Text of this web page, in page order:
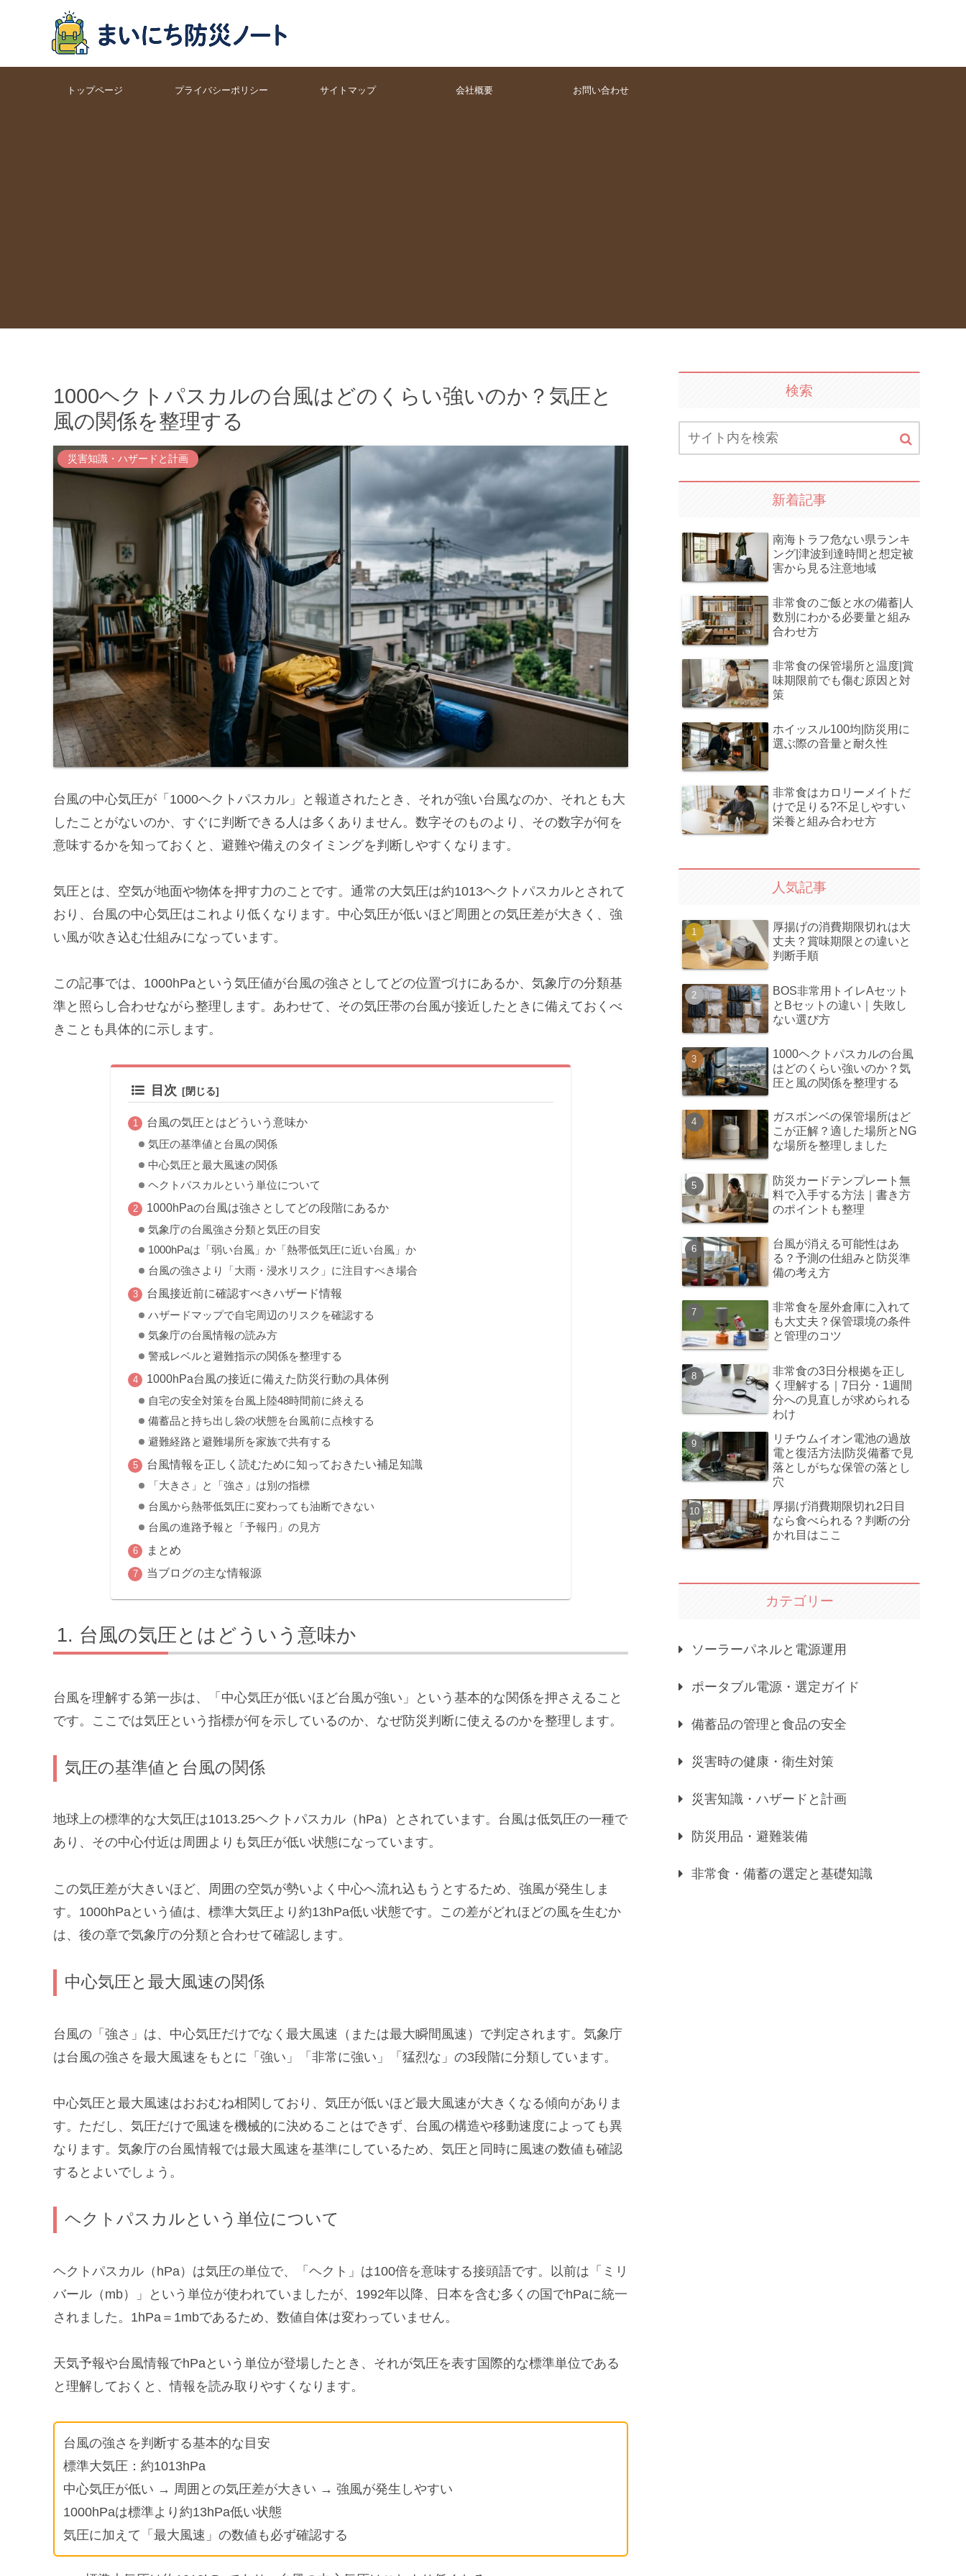
トップページ プライバシーポリシー サイトマップ 会社概要 お問い合わせ
1000ヘクトパスカルの台風はどのくらい強いのか？気圧と
風の関係を整理する
災害知識・ハザードと計画
台風の中心気圧が「1000ヘクトパスカル」と報道されたとき、それが強い台風なのか、それとも大
したことがないのか、すぐに判断できる人は多くありません。数字そのものより、その数字が何を
意味するかを知っておくと、避難や備えのタイミングを判断しやすくなります。
気圧とは、空気が地面や物体を押す力のことです。通常の大気圧は約1013ヘクトパスカルとされて
おり、台風の中心気圧はこれより低くなります。中心気圧が低いほど周囲との気圧差が大きく、強
い風が吹き込む仕組みになっています。
この記事では、1000hPaという気圧値が台風の強さとしてどの位置づけにあるか、気象庁の分類基
準と照らし合わせながら整理します。あわせて、その気圧帯の台風が接近したときに備えておくべ
きことも具体的に示します。
目次
台風の気圧とはどういう意味か
気圧の基準値と台風の関係
中心気圧と最大風速の関係
ヘクトパスカルという単位について
1000hPaの台風は強さとしてどの段階にあるか
気象庁の台風強さ分類と気圧の目安
1000hPaは「弱い台風」か「熱帯低気圧に近い台風」か
台風の強さより「大雨・浸水リスク」に注目すべき場合
台風接近前に確認すべきハザード情報
ハザードマップで自宅周辺のリスクを確認する
気象庁の台風情報の読み方
警戒レベルと避難指示の関係を整理する
1000hPa台風の接近に備えた防災行動の具体例
自宅の安全対策を台風上陸48時間前に終える
備蓄品と持ち出し袋の状態を台風前に点検する
避難経路と避難場所を家族で共有する
台風情報を正しく読むために知っておきたい補足知識
「大きさ」と「強さ」は別の指標
台風から熱帯低気圧に変わっても油断できない
台風の進路予報と「予報円」の見方
まとめ
当ブログの主な情報源
台風の気圧とはどういう意味か
台風を理解する第一歩は、「中心気圧が低いほど台風が強い」という基本的な関係を押さえること
です。ここでは気圧という指標が何を示しているのか、なぜ防災判断に使えるのかを整理します。
気圧の基準値と台風の関係
地球上の標準的な大気圧は1013.25ヘクトパスカル（hPa）とされています。台風は低気圧の一種で
あり、その中心付近は周囲よりも気圧が低い状態になっています。
この気圧差が大きいほど、周囲の空気が勢いよく中心へ流れ込もうとするため、強風が発生しま
す。1000hPaという値は、標準大気圧より約13hPa低い状態です。この差がどれほどの風を生むか
は、後の章で気象庁の分類と合わせて確認します。
中心気圧と最大風速の関係
台風の「強さ」は、中心気圧だけでなく最大風速（または最大瞬間風速）で判定されます。気象庁
は台風の強さを最大風速をもとに「強い」「非常に強い」「猛烈な」の3段階に分類しています。
中心気圧と最大風速はおおむね相関しており、気圧が低いほど最大風速が大きくなる傾向がありま
す。ただし、気圧だけで風速を機械的に決めることはできず、台風の構造や移動速度によっても異
なります。気象庁の台風情報では最大風速を基準にしているため、気圧と同時に風速の数値も確認
するとよいでしょう。
ヘクトパスカルという単位について
ヘクトパスカル（hPa）は気圧の単位で、「ヘクト」は100倍を意味する接頭語です。以前は「ミリ
バール（mb）」という単位が使われていましたが、1992年以降、日本を含む多くの国でhPaに統一
されました。1hPa＝1mbであるため、数値自体は変わっていません。
天気予報や台風情報でhPaという単位が登場したとき、それが気圧を表す国際的な標準単位である
と理解しておくと、情報を読み取りやすくなります。
台風の強さを判断する基本的な目安
標準大気圧：約1013hPa
中心気圧が低い → 周囲との気圧差が大きい → 強風が発生しやすい
1000hPaは標準より約13hPa低い状態
気圧に加えて「最大風速」の数値も必ず確認する
検索
新着記事
南海トラフ危ない県ランキ
ング|津波到達時間と想定被
害から見る注意地域
非常食のご飯と水の備蓄|人
数別にわかる必要量と組み
合わせ方
非常食の保管場所と温度|賞
味期限前でも傷む原因と対
策
ホイッスル100均|防災用に
選ぶ際の音量と耐久性
非常食はカロリーメイトだ
けで足りる?不足しやすい
栄養と組み合わせ方
人気記事
厚揚げの消費期限切れは大
丈夫？賞味期限との違いと
判断手順
BOS非常用トイレAセット
とBセットの違い｜失敗し
ない選び方
1000ヘクトパスカルの台風
はどのくらい強いのか？気
圧と風の関係を整理する
ガスボンベの保管場所はど
こが正解？適した場所とNG
な場所を整理しました
防災カードテンプレート無
料で入手する方法｜書き方
のポイントも整理
台風が消える可能性はあ
る？予測の仕組みと防災準
備の考え方
非常食を屋外倉庫に入れて
も大丈夫？保管環境の条件
と管理のコツ
非常食の3日分根拠を正し
く理解する｜7日分・1週間
分への見直しが求められる
わけ
リチウムイオン電池の過放
電と復活方法|防災備蓄で見
落としがちな保管の落とし
穴
厚揚げ消費期限切れ2日目
なら食べられる？判断の分
かれ目はここ
カテゴリー
ソーラーパネルと電源運用
ポータブル電源・選定ガイド
備蓄品の管理と食品の安全
災害時の健康・衛生対策
災害知識・ハザードと計画
防災用品・避難装備
非常食・備蓄の選定と基礎知識